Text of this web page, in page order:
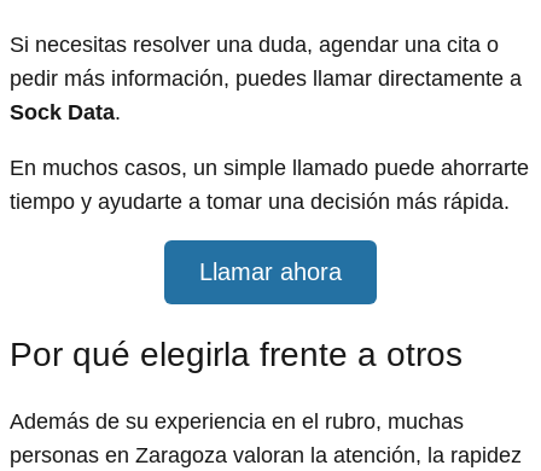
Si necesitas resolver una duda, agendar una cita o
pedir más información, puedes llamar directamente a
Sock Data.
En muchos casos, un simple llamado puede ahorrarte
tiempo y ayudarte a tomar una decisión más rápida.
Llamar ahora
Por qué elegirla frente a otros
Además de su experiencia en el rubro, muchas
personas en Zaragoza valoran la atención, la rapidez